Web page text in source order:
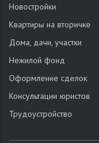
Новостройки
Квартиры на вторичке
Дома, дачи, участки
Нежилой фонд
Оформление сделок
Консультации юристов
Трудоустройство